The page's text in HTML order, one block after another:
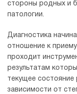
стороны родных и
патологии.
Диагностика
отношение к
проходит
результатам
текущее состояние
зависимости от